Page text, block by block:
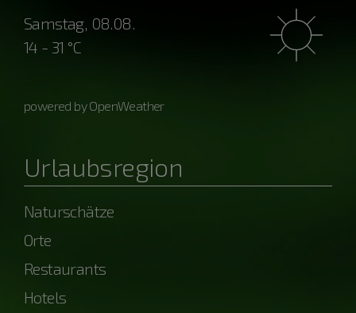
Samstag, 08.08.
14 - 31 °C
powered by OpenWeather
Urlaubsregion
Naturschätze
Orte
Restaurants
Hotels